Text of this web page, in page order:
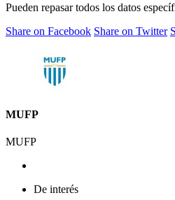
Pueden repasar todos los datos
Share on Facebook Share on Twitter
MUFP
MUFP
De interés